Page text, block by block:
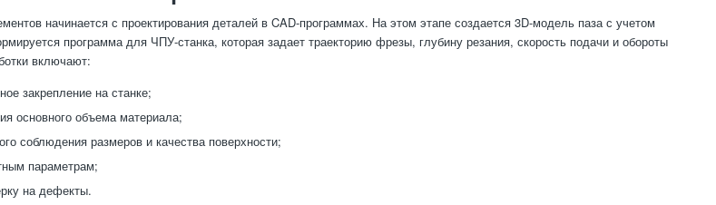
начинается с проектирования деталей в CAD-программах. На этом этапе создается 3D-модель паза с учетом
программа для ЧПУ-станка, которая задает траекторию фрезы, глубину резания, скорость подачи и обороты
включают:
закрепление на станке;
основного объема материала;
соблюдения размеров и качества поверхности;
параметрам;
на дефекты.